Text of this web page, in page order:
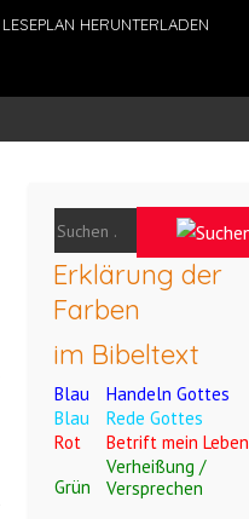
LESEPLAN HERUNTERLADEN
Erklärung der
Farben
im Bibeltext
Blau
Handeln Gottes
Blau
Rede Gottes
Rot
Betrift mein Leben
Grün
Verheißung /
Versprechen